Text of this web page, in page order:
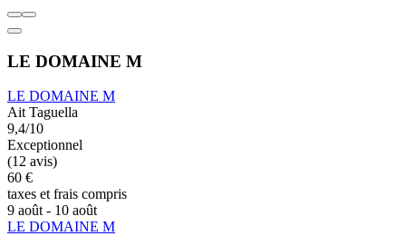
LE DOMAINE M
LE DOMAINE M
Ait Taguella
9,4/10
Exceptionnel
(12 avis)
60 €
taxes et frais compris
9 août - 10 août
LE DOMAINE M